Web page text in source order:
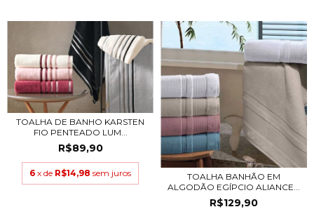
TOALHA DE BANHO KARSTEN
FIO PENTEADO LUM...
R$89,90
6 x de R$14,98 sem juros
TOALHA BANHÃO EM
ALGODÃO EGÍPCIO ALIANCE...
R$129,90